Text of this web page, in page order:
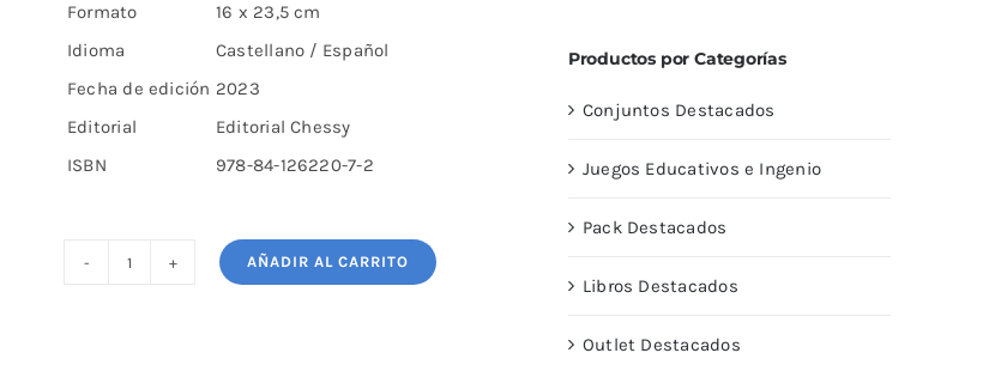
Formato
16 x 23,5 cm
Idioma
Castellano / Español
Fecha de edición 2023
Editorial
Editorial Chessy
ISBN
978-84-126220-7-2
AÑADIR AL CARRITO
Productos por Categorías
Conjuntos Destacados
Juegos Educativos e Ingenio
Pack Destacados
Libros Destacados
Outlet Destacados